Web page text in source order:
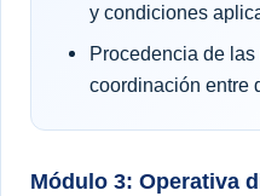
y condiciones
Procedencia de las
coordinación entre
Módulo 3: Operativa